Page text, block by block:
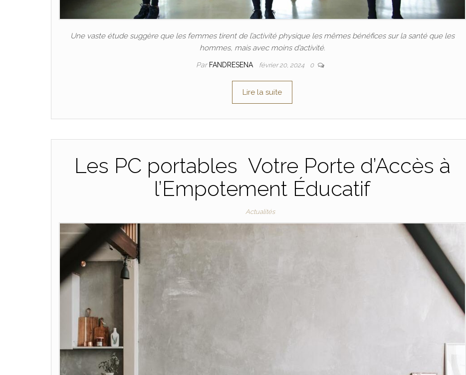
Une vaste étude suggère que les femmes tirent de l’activité physique les mêmes bénéfices sur la santé que les
hommes, mais avec moins d’activité.
Par FANDRESENA février 20, 2024 0
Lire la suite
Les PC portables Votre Porte d’Accès à
l’Empotement Éducatif
Actualités